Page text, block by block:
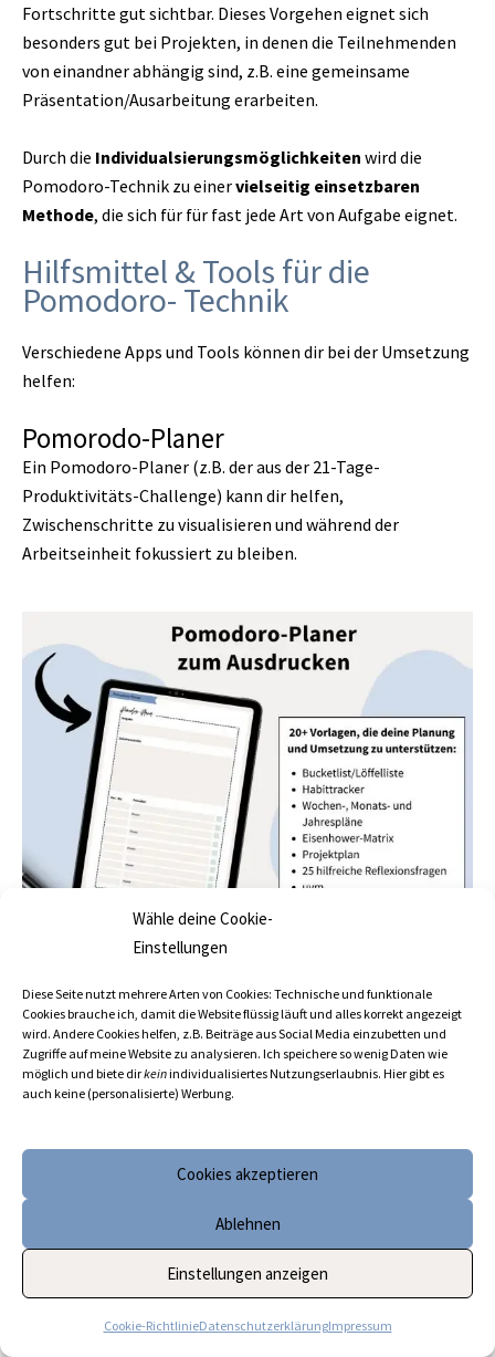
Wähle deine Cookie-
Einstellungen
Diese Seite nutzt mehrere Arten von Cookies: Technische und funktionale
Cookies brauche ich, damit die Website flüssig läuft und alles korrekt angezeigt
wird. Andere Cookies helfen, z.B. Beiträge aus Social Media einzubetten und
Zugriffe auf meine Website zu analysieren. Ich speichere so wenig Daten wie
möglich und biete dirkeinindividualisiertes Nutzungserlaubnis. Hier gibt es
auch keine (personalisierte) Werbung.
Cookies akzeptieren
Ablehnen
Einstellungen anzeigen
Cookie-RichtlinieDatenschutzerklärungImpressum
Fortschritte gut sichtbar. Dieses Vorgehen eignet sich
besonders gut bei Projekten, in denen die Teilnehmenden
von einandner abhängig sind, z.B. eine gemeinsame
Präsentation/Ausarbeitung erarbeiten.
Durch die Individualsierungsmöglichkeiten wird die
Pomodoro-Technik zu einervielseitig einsetzbaren
Methode, die sich für für fast jede Art von Aufgabe eignet.
Hilfsmittel & Tools für die
Pomodoro- Technik
Verschiedene Apps und Tools können dir bei der Umsetzung
helfen:
Pomorodo-Planer
Ein Pomodoro-Planer (z.B. der aus der 21-Tage-
Produktivitäts-Challenge) kann dir helfen,
Zwischenschritte zu visualisieren und während der
Arbeitseinheit fokussiert zu bleiben.
Analoge Timer und Uhren
Die günstigeste Variante ist die Nutzung einessimplen
besorgen. Oder die typische deutscheEieruhr
visueller Timer
Zeit farblich darstellen.
vonTIME TIMER* {Einziges Manko meiner Meinung